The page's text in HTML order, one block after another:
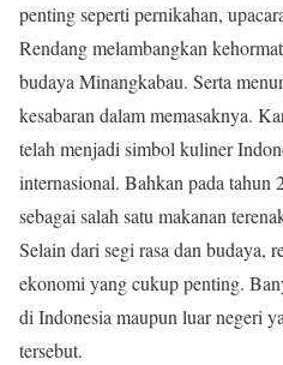
penting seperti pernikahan,
Rendang melambangkan
budaya Minangkabau. Serta
kesabaran dalam memasaknya.
telah menjadi simbol kuliner
internasional. Bahkan pada tahun
sebagai salah satu makanan
Selain dari segi rasa dan budaya,
ekonomi yang cukup penting.
di Indonesia maupun luar negeri
tersebut.